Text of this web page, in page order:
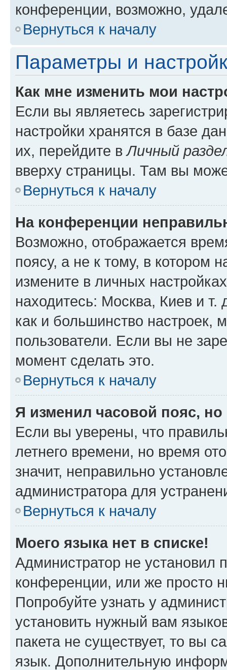
конференции, возможно,
Вернуться к началу
Параметры и
Как мне изменить мои
Если вы являетесь
настройки хранятся в базе
их, перейдите вЛичный
вверху страницы. Там вы
Вернуться к началу
На конференции
Возможно, отображается
поясу, а не к тому, в котором
измените в личных
находитесь: Москва, Киев и т.
как и большинство настроек,
пользователи. Если вы не
момент сделать это.
Вернуться к началу
Я изменил часовой пояс,
Если вы уверены, что
летнего времени, но время
значит, неправильно
администратора для
Вернуться к началу
Моего языка нет в списке!
Администратор не установил
конференции, или же просто
Попробуйте узнать у
установить нужный вам
пакета не существует, то вы
язык. Дополнительную